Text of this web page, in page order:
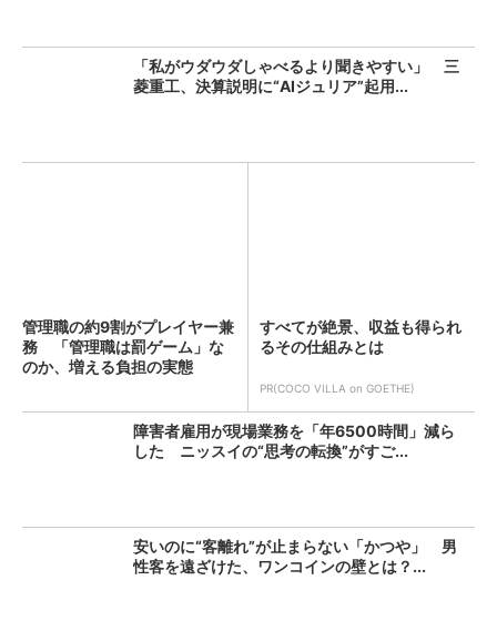
「私がウダウダしゃべるより聞きやすい」 三
菱重工、決算説明に“AIジュリア”起用...
管理職の約9割がプレイヤー兼
務 「管理職は罰ゲーム」な
のか、増える負担の実態
すべてが絶景、収益も得られ
るその仕組みとは
PR(COCO VILLA on GOETHE)
障害者雇用が現場業務を「年6500時間」減ら
した ニッスイの“思考の転換”がすご...
安いのに“客離れ”が止まらない「かつや」 男
性客を遠ざけた、ワンコインの壁とは？...